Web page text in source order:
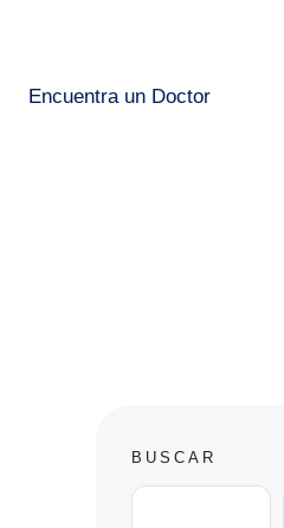
Encuentra un Doctor
BUSCAR